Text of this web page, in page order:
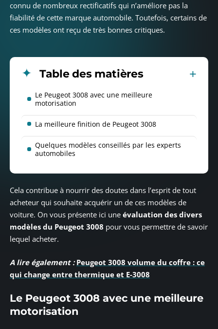
connu de nombreux rectificatifs qui n’améliore pas la
fiabilité de cette marque automobile. Toutefois, certains de
ces modèles ont reçu de très bonnes critiques.
Table des matières
Le Peugeot 3008 avec une meilleure
motorisation
La meilleure finition de Peugeot 3008
Quelques modèles conseillés par les experts
automobiles
Cela contribue à nourrir des doutes dans l’esprit de tout
acheteur qui souhaite acquérir un de ces modèles de
voiture. On vous présente ici une évaluation des divers
modèles du Peugeot 3008 pour vous permettre de savoir
lequel acheter.
A lire également : Peugeot 3008 volume du coffre : ce
qui change entre thermique et E-3008
Le Peugeot 3008 avec une meilleure
motorisation